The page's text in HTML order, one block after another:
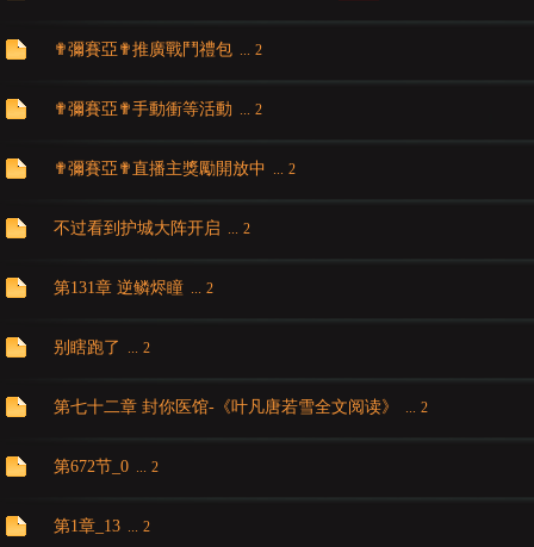
亞
天
✟彌賽亞✟推廣戰鬥禮包 ... 2
✟彌賽亞✟手動衝等活動 ... 2
✟彌賽亞✟直播主獎勵開放中 ... 2
不过看到护城大阵开启 ... 2
第131章 逆鳞烬瞳 ... 2
别瞎跑了 ... 2
第七十二章 封你医馆-《叶凡唐若雪全文阅读》 ... 2
第672节_0 ... 2
第1章_13 ... 2